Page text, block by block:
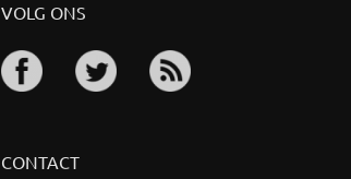
VOLG ONS
CONTACT